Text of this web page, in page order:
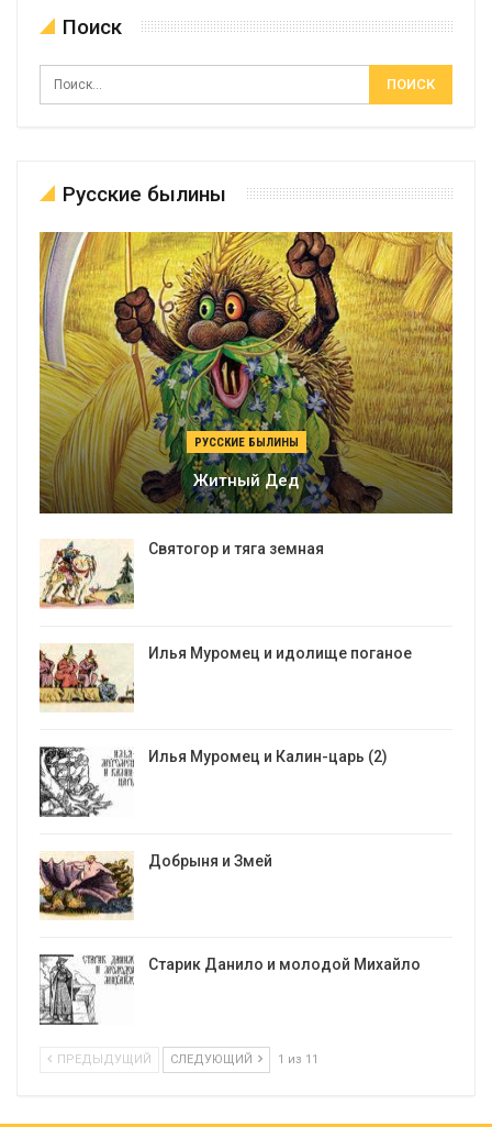
Поиск
Русские былины
РУССКИЕ БЫЛИНЫ
Житный Дед
Святогор и тяга земная
Илья Муромец и идолище поганое
Илья Муромец и Калин-царь (2)
Добрыня и Змей
Старик Данило и молодой Михайло
ПРЕДЫДУЩИЙ СЛЕДУЮЩИЙ 1 из 11